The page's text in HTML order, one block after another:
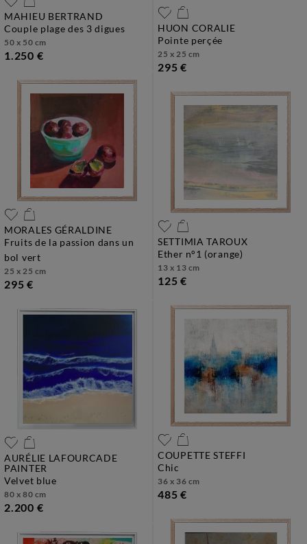
MAHIEU BERTRAND
couple plage des 3 digues
50 x 50 cm
1.250 €
MORALES GÉRALDINE
fruits de la passion dans un
bol vert
25 x 25 cm
295 €
HUON CORALIE
pointe perçée
25 x 25 cm
295 €
AURÉLIE LAFOURCADE
PAINTER
velvet blue
80 x 80 cm
2.200 €
SETTIMIA TAROUX
ether n°1 (orange)
13 x 13 cm
125 €
COUPETTE STEFFI
chic
36 x 36 cm
485 €